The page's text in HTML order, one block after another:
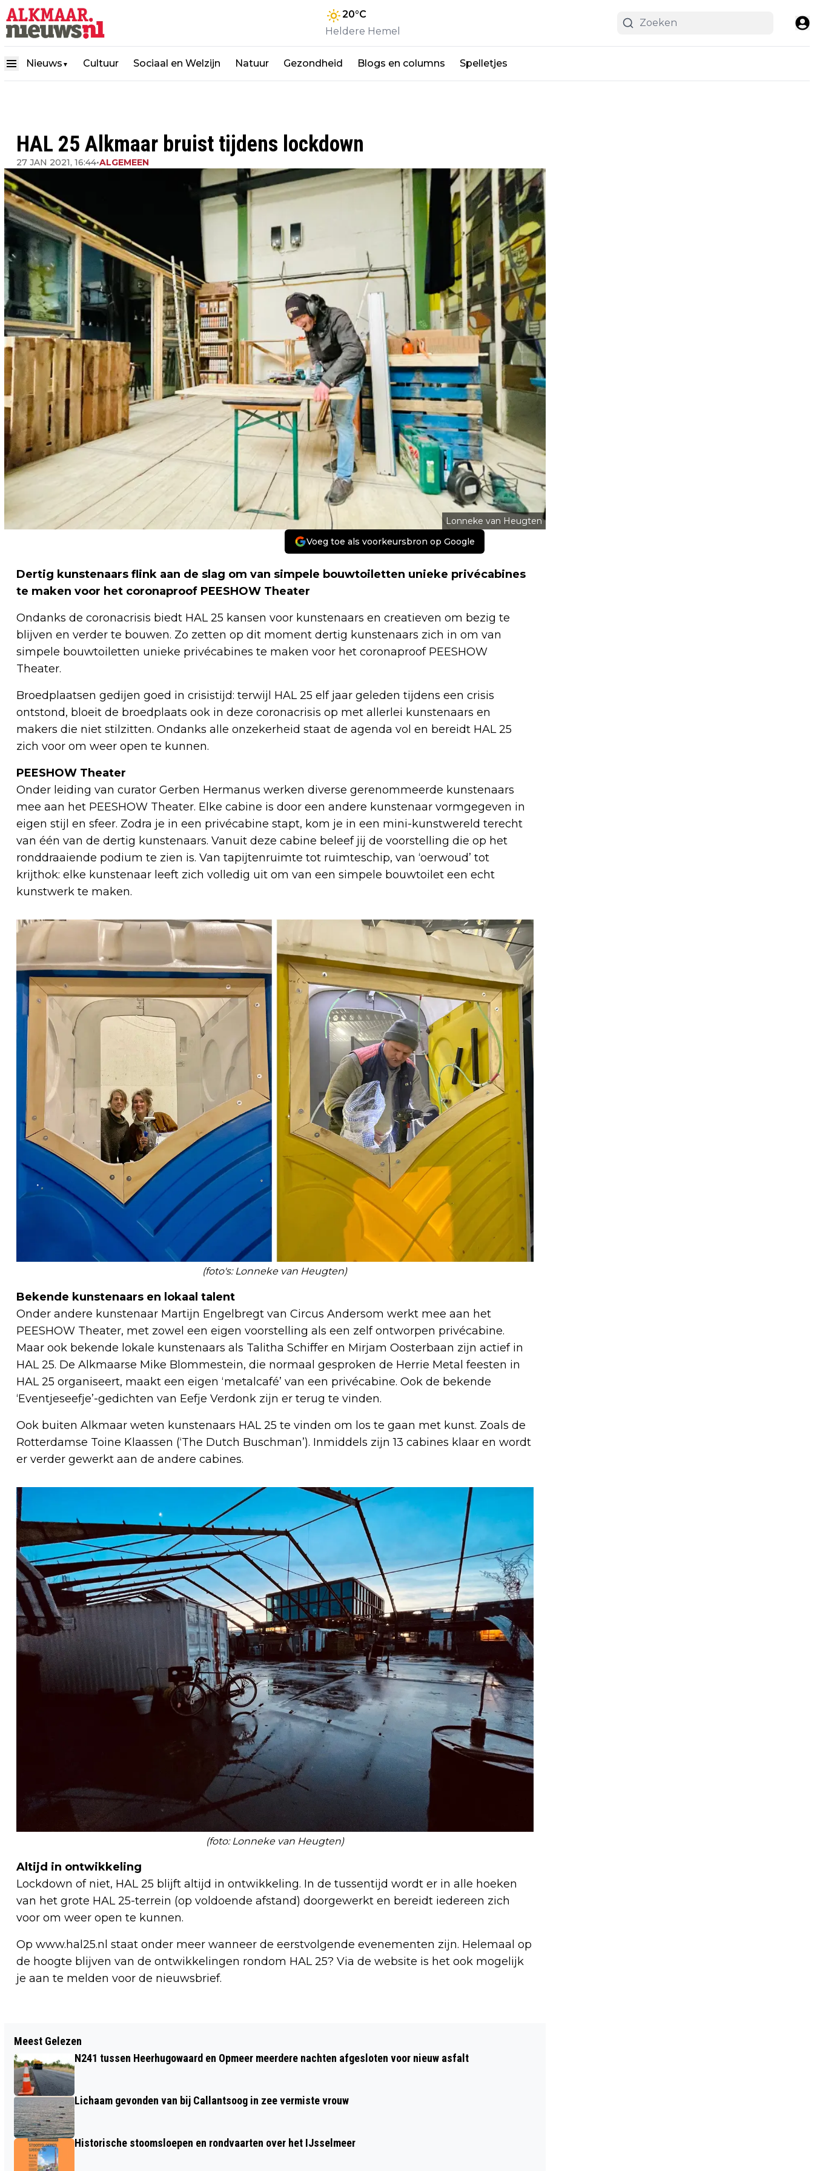
20°C
Heldere Hemel
Nieuws ▼ Cultuur Sociaal en Welzijn Natuur Gezondheid Blogs en columns Spelletjes
HAL 25 Alkmaar bruist tijdens lockdown
27 JAN 2021, 16:44•ALGEMEEN
Lonneke van Heugten
Voeg toe als voorkeursbron op Google
Dertig kunstenaars flink aan de slag om van simpele bouwtoiletten unieke privécabines
te maken voor het coronaproof PEESHOW Theater
Ondanks de coronacrisis biedt HAL 25 kansen voor kunstenaars en creatieven om bezig te
blijven en verder te bouwen. Zo zetten op dit moment dertig kunstenaars zich in om van
simpele bouwtoiletten unieke privécabines te maken voor het coronaproof PEESHOW
Theater.
Broedplaatsen gedijen goed in crisistijd: terwijl HAL 25 elf jaar geleden tijdens een crisis
ontstond, bloeit de broedplaats ook in deze coronacrisis op met allerlei kunstenaars en
makers die niet stilzitten. Ondanks alle onzekerheid staat de agenda vol en bereidt HAL 25
zich voor om weer open te kunnen.
PEESHOW Theater
Onder leiding van curator Gerben Hermanus werken diverse gerenommeerde kunstenaars
mee aan het PEESHOW Theater. Elke cabine is door een andere kunstenaar vormgegeven in
eigen stijl en sfeer. Zodra je in een privécabine stapt, kom je in een mini-kunstwereld terecht
van één van de dertig kunstenaars. Vanuit deze cabine beleef jij de voorstelling die op het
ronddraaiende podium te zien is. Van tapijtenruimte tot ruimteschip, van ‘oerwoud’ tot
krijthok: elke kunstenaar leeft zich volledig uit om van een simpele bouwtoilet een echt
kunstwerk te maken.
(foto's: Lonneke van Heugten)
Bekende kunstenaars en lokaal talent
Onder andere kunstenaar Martijn Engelbregt van Circus Andersom werkt mee aan het
PEESHOW Theater, met zowel een eigen voorstelling als een zelf ontworpen privécabine.
Maar ook bekende lokale kunstenaars als Talitha Schiffer en Mirjam Oosterbaan zijn actief in
HAL 25. De Alkmaarse Mike Blommestein, die normaal gesproken de Herrie Metal feesten in
HAL 25 organiseert, maakt een eigen ‘metalcafé’ van een privécabine. Ook de bekende
‘Eventjeseefje’-gedichten van Eefje Verdonk zijn er terug te vinden.
Ook buiten Alkmaar weten kunstenaars HAL 25 te vinden om los te gaan met kunst. Zoals de
Rotterdamse Toine Klaassen (‘The Dutch Buschman’). Inmiddels zijn 13 cabines klaar en wordt
er verder gewerkt aan de andere cabines.
(foto: Lonneke van Heugten)
Altijd in ontwikkeling
Lockdown of niet, HAL 25 blijft altijd in ontwikkeling. In de tussentijd wordt er in alle hoeken
van het grote HAL 25-terrein (op voldoende afstand) doorgewerkt en bereidt iedereen zich
voor om weer open te kunnen.
Op www.hal25.nl staat onder meer wanneer de eerstvolgende evenementen zijn. Helemaal op
de hoogte blijven van de ontwikkelingen rondom HAL 25? Via de website is het ook mogelijk
je aan te melden voor de nieuwsbrief.
ONDANKS CORONACRISIS BLIJFT
LEDENAANTAL SCOUTING IN NOORD-
HOLLAND GROEIEN
Meest Gelezen
N241 tussen Heerhugowaard en Opmeer meerdere nachten afgesloten voor nieuw asfalt
Lichaam gevonden van bij Callantsoog in zee vermiste vrouw
Historische stoomsloepen en rondvaarten over het IJsselmeer